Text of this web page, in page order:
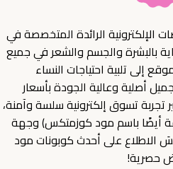
الرائدة المتخصصة في
بالبشرة والجسم والشعر في جميع
إلى تلبية احتياجات النساء
أصلية وعالية الجودة بأسعار
تجربة تسوق إلكترونية سلسة وآمنة،
أيضًا باسم مود كوزمتكس) وجهة
الاطلاع على أحدث كوبونات مود
حصرية!